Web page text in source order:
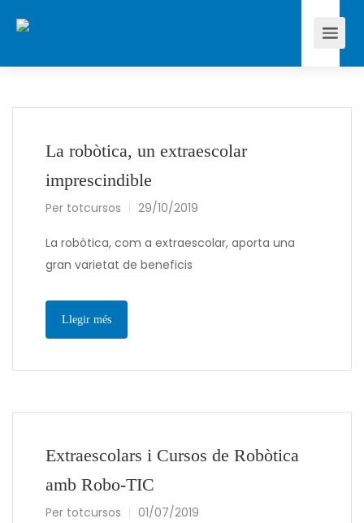
La robòtica, un extraescolar
imprescindible
Per totcursos 29/10/2019
La robòtica, com a extraescolar, aporta una
gran varietat de beneficis
Llegir més
Extraescolars i Cursos de Robòtica
amb Robo-TIC
Per totcursos 01/07/2019